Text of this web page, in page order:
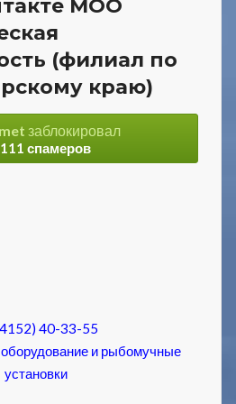
МОО
(филиал по
краю)
заблокировал
111 спамеров
40-33-55
оборудование и рыбомучные
установки